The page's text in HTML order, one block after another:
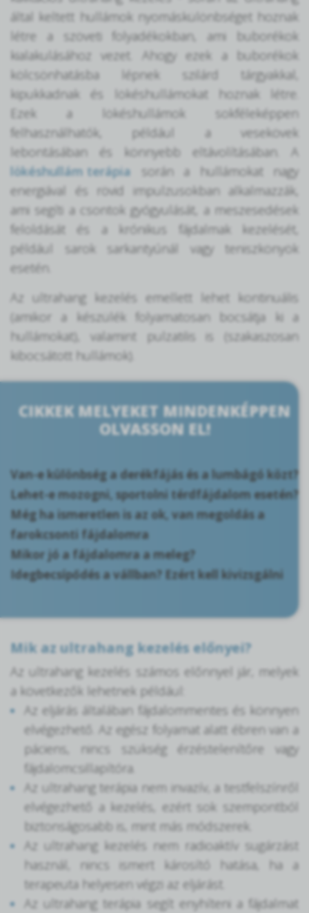
által keltett hullámok nyomáskülönbséget hoznak
létre a szöveti folyadékokban, ami buborékok
kialakulásához vezet. Ahogy ezek a buborékok
kölcsönhatásba lépnek szilárd tárgyakkal,
kipukkadnak és lökéshullámokat hoznak létre.
Ezek a lökéshullámok sokféleképpen
felhasználhatók, például a vesekövek
lebontásában és könnyebb eltávolításában. A
lökéshullám terápia során a hullámokat nagy
energiával és rövid impulzusokban alkalmazzák,
ami segíti a csontok gyógyulását, a meszesedések
feloldását és a krónikus fájdalmak kezelését,
például sarok sarkantyúnál vagy teniszkönyök
esetén.
Az ultrahang kezelés emellett lehet kontinuális
(amikor a készülék folyamatosan bocsátja ki a
hullámokat), valamint pulzatilis is (szakaszosan
kibocsátott hullámok).
CIKKEK MELYEKET MINDENKÉPPEN
OLVASSON EL!
Van-e különbség a derékfájás és a lumbágó közt?
Lehet-e mozogni, sportolni térdfájdalom esetén?
Még ha ismeretlen is az ok, van megoldás a
farokcsonti fájdalomra
Mikor jó a fájdalomra a meleg?
Idegbecsípődés a vállban? Ezért kell kivizsgálni
Mik az ultrahang kezelés előnyei?
Az ultrahang kezelés számos előnnyel jár, melyek
a következők lehetnek például:
Az eljárás általában fájdalommentes és könnyen
elvégezhető. Az egész folyamat alatt ébren van a
páciens, nincs szükség érzéstelenítőre vagy
fájdalomcsillapítóra.
Az ultrahang terápia nem invazív, a testfelszínről
elvégezhető a kezelés, ezért sok szempontból
biztonságosabb is, mint más módszerek.
Az ultrahang kezelés nem radioaktív sugárzást
használ, nincs ismert károsító hatása, ha a
terapeuta helyesen végzi az eljárást.
Az ultrahang terápia segít enyhíteni a fájdalmat